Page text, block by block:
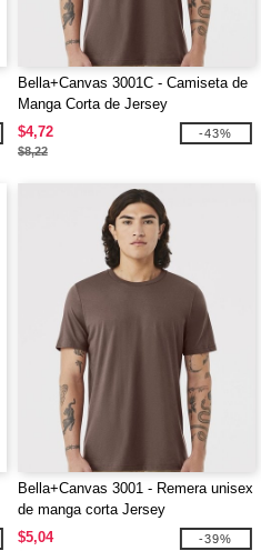
Bella+Canvas 3001C - Camiseta de
Manga Corta de Jersey
$4,72
$8,22
-43%
Bella+Canvas 3001 - Remera unisex
de manga corta Jersey
$5,04
-39%